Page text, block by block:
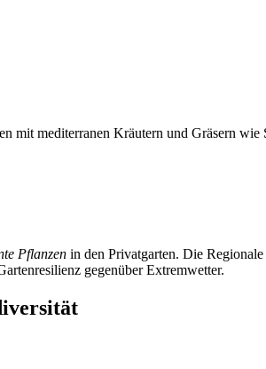
mediterranen Kräutern und Gräsern
Pflanzen in den Privatgarten. Die
gegenüber Extremwetter.